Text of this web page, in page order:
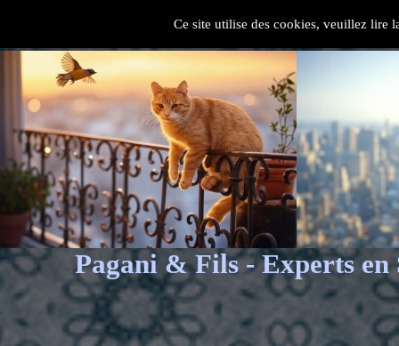
Ce site utilise des cookies, veuillez lire
Pagani & Fils - Experts en